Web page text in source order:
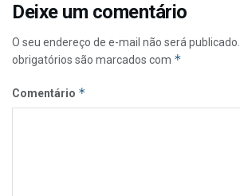
Deixe um comentário
O seu endereço de e-mail não será publicado.
obrigatórios são marcados com *
Comentário *